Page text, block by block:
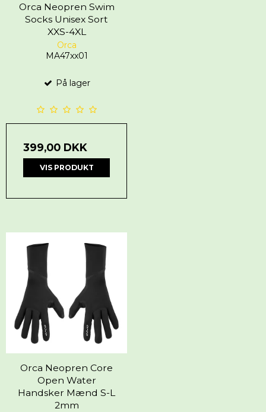
Orca Neopren Swim
Socks Unisex Sort
XXS-4XL
Orca
MA47xx01
På lager
399,00 DKK
VIS PRODUKT
Orca Neopren Core
Open Water
Handsker Mænd S-L
2mm